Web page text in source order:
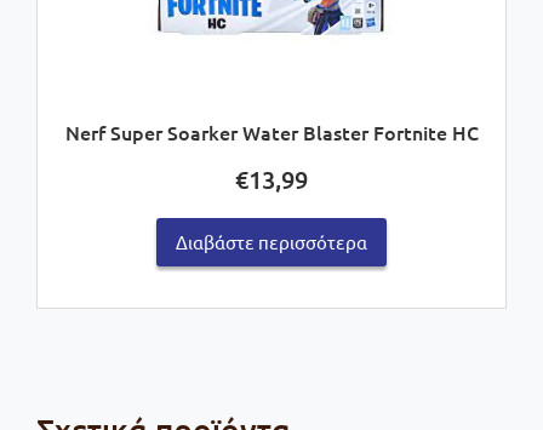
Nerf Super Soarker Water Blaster Fortnite HC
€13,99
Διαβάστε περισσότερα